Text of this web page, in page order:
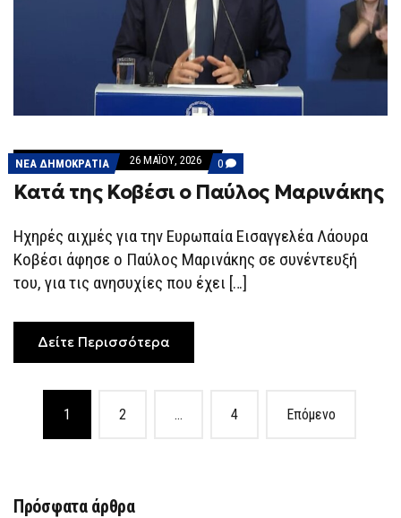
ΝΕΑ ΔΗΜΟΚΡΑΤΙΑ 26 ΜΑΪ́ΟΥ, 2026 0 COMMENTS
ON
ΚΑΤΆ
ΤΗΣ
ΠΑΎΛΟΣ
ΜΑΡΙΝΆΚΗΣ
Κατά της Κοβέσι ο Παύλος Μαρινάκης
Ηχηρές αιχμές για την Ευρωπαία Εισαγγελέα Λάουρα
Κοβέσι άφησε ο Παύλος Μαρινάκης σε συνέντευξή
του, για τις ανησυχίες που έχει […]
Δείτε Περισσότερα
Posts
navigation
1 2 … 4 Επόμενο
Πρόσφατα άρθρα